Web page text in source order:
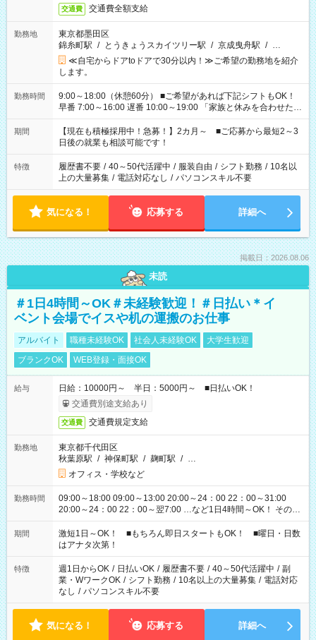
交通費 交通費全額支給
勤務地
東京都墨田区
錦糸町駅 / とうきょうスカイツリー駅 / 京成曳舟駅 / …
≪自宅からドアtoドアで30分以内！≫ご希望の勤務地を紹介
します。
勤務時間
9:00～18:00（休憩60分） ■ご希望があれば下記シフトもOK！
早番 7:00～16:00 遅番 10:00～19:00 「家族と休みを合わせた
い」 「余裕を持って夕飯の準備がしたい」 「できれば残業はし
たくない」 など、ご希望を教えてくださいね。 ※Wワーク希望
の方へ 今ご覧のお仕事で希望する勤務時間と、もう1つのお仕事
の勤務時間。 合計で週40時間を超える場合は応募できません。
期間
【現在も積極採用中！急募！】2カ月～ ■ご応募から最短2～3
日後の就業も相談可能です！
特徴 履歴書不要 / 40～50代活躍中 / 服装自由 / シフト勤務 / 10名以
上の大量募集 / 電話対応なし / パソコンスキル不要
気になる！ 応募する 詳細へ
掲載日：2026.08.06
未読
＃1日4時間～OK＃未経験歓迎！＃日払い＊イ
ベント会場でイスや机の運搬のお仕事
アルバイト 職種未経験OK 社会人未経験OK
大学生歓迎
ブランクOK
WEB登録・面接OK
給与
日給：10000円～ 半日：5000円～ ■日払いOK！
交通費別途支給あり
交通費 交通費規定支給
勤務地
東京都千代田区
秋葉原駅 / 神保町駅 / 麹町駅 / …
オフィス・学校など
勤務時間
09:00～18:00 09:00～13:00 20:00～24：00 22：00～31:00
20:00～24：00 22：00～翌7:00 …など1日4時間～OK！ その他
シフトもございます！ お気軽にご相談ください！
期間
激短1日～OK！ ■もちろん即日スタートもOK！ ■曜日・日数
はアナタ次第！
特徴 週1日からOK / 日払いOK / 履歴書不要 / 40～50代活躍中 / 副
業・WワークOK / シフト勤務 / 10名以上の大量募集 / 電話対応
なし / パソコンスキル不要
気になる！ 応募する 詳細へ